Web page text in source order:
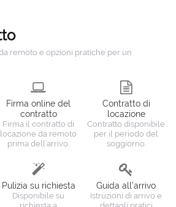
remoto e opzioni pratiche per un
Firma online del
contratto
Firma il contratto di
locazione da remoto
prima dell’arrivo.
Contratto di
locazione
Contratto disponibile
per il periodo del
soggiorno.
Pulizia su richiesta
Disponibile su
Guida all’arrivo
Istruzioni di arrivo e